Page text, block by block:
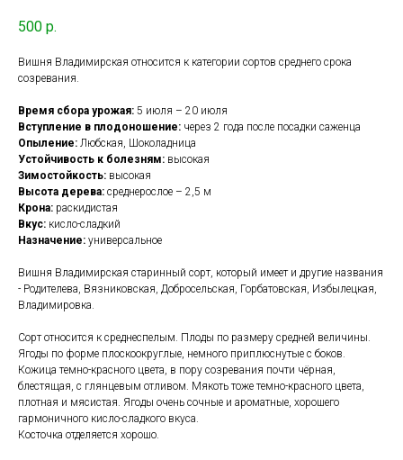
500 р.
Вишня Владимирская относится к категории сортов среднего срока
созревания.
Время сбора урожая: 5 июля – 20 июля
Вступление в плодоношение: через 2 года после посадки саженца
Опыление: Любская, Шоколадница
Устойчивость к болезням: высокая
Зимостойкость: высокая
Высота дерева: среднерослое – 2,5 м
Крона: раскидистая
Вкус: кисло-сладкий
Назначение: универсальное
Вишня Владимирская старинный сорт, который имеет и другие названия
- Родителева, Вязниковская, Добросельская, Горбатовская, Избылецкая,
Владимировка.
Сорт относится к среднеспелым. Плоды по размеру средней величины.
Ягоды по форме плоскоокруглые, немного приплюснутые с боков.
Кожица темно-красного цвета, в пору созревания почти чёрная,
блестящая, с глянцевым отливом. Мякоть тоже темно-красного цвета,
плотная и мясистая. Ягоды очень сочные и ароматные, хорошего
гармоничного кисло-сладкого вкуса.
Косточка отделяется хорошо.